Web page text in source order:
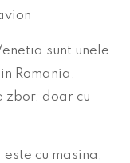
sunt unele
Romania,
zbor, doar cu
cu masina,